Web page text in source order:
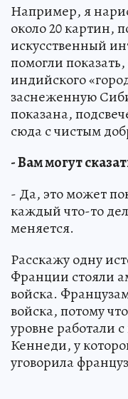
Например, я
около 20 картин,
искусственный
помогли
индийского
заснеженную
показана,
сюда с чистым
- Вам могут
- Да, это может
каждый что-то
меняется.
Расскажу одну
Франции стояли
войска.
войска, потому
уровне работали
Кеннеди, у
уговорила